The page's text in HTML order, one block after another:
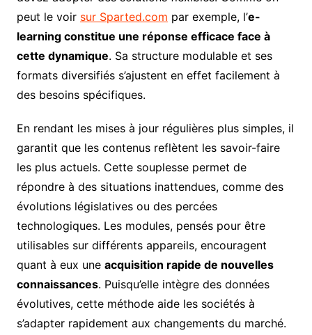
peut le voir sur Sparted.com par exemple, l’e-
learning constitue une réponse efficace face à
cette dynamique. Sa structure modulable et ses
formats diversifiés s’ajustent en effet facilement à
des besoins spécifiques.
En rendant les mises à jour régulières plus simples, il
garantit que les contenus reflètent les savoir-faire
les plus actuels. Cette souplesse permet de
répondre à des situations inattendues, comme des
évolutions législatives ou des percées
technologiques. Les modules, pensés pour être
utilisables sur différents appareils, encouragent
quant à eux une acquisition rapide de nouvelles
connaissances. Puisqu’elle intègre des données
évolutives, cette méthode aide les sociétés à
s’adapter rapidement aux changements du marché.